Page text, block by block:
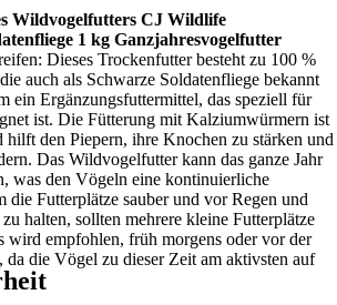
Wildvogelfutters CJ Wildlife
1 kg Ganzjahresvogelfutter
Dieses Trockenfutter besteht zu 100 %
auch als Schwarze Soldatenfliege bekannt
ein Ergänzungsfuttermittel, das speziell für
ist. Die Fütterung mit Kalziumwürmern ist
hilft den Piepern, ihre Knochen zu stärken und
Das Wildvogelfutter kann das ganze Jahr
was den Vögeln eine kontinuierliche
die Futterplätze sauber und vor Regen und
zu halten, sollten mehrere kleine Futterplätze
wird empfohlen, früh morgens oder vor der
da die Vögel zu dieser Zeit am aktivsten auf